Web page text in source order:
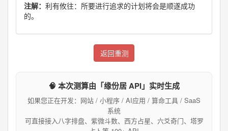
注解： 利有攸往：所要进行追求的计划将会是顺遂成功
的。
返回重测
🧠 本次测算由「缘份居 API」实时生成
如果您正在开发：网站 / 小程序 / AI应用 / 算命工具 / SaaS
系统
可直接接入八字排盘、紫微斗数、西方占星、六爻奇门、塔罗